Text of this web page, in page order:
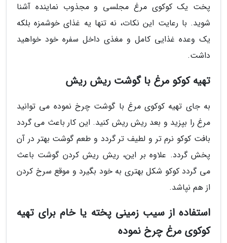
پخت یک کوکوی مرغ مجلسی و مجذوب نماینده آشنا
شوید. با رعایت این نکات، نه تنها یه غذای خوشمزه بلکه
یک وعده غذایی کامل و مغذی داخل سفره خود خواهید
داشت.
تهیه کوکو مرغ با گوشت ریش ریش
به جای تهیه کوکوی مرغ با گوشت چرخ نموده می توانید
مرغ را بپزید و بعد ریش ریش کنید. این کار باعث می گردد
بافت کوکو نرم تر و لطیف تر گردد و طعم گوشت بهتر در آن
پخش گردد. علاوه بر این، ریش ریش کردن گوشت باعث
می گردد کوکو شکل بهتری به خود بگیرد و موقع سرخ کردن
از هم نپاشد.
استفاده از سیب زمینی پخته یا خام برای تهیه
کوکوی مرغ چرخ نموده